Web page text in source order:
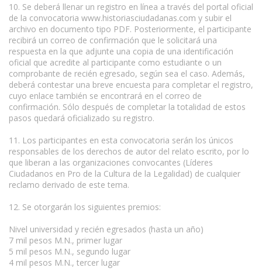
10. Se deberá llenar un registro en línea a través del portal oficial
de la convocatoria www.historiasciudadanas.com y subir el
archivo en documento tipo PDF. Posteriormente, el participante
recibirá un correo de confirmación que le solicitará una
respuesta en la que adjunte una copia de una identificación
oficial que acredite al participante como estudiante o un
comprobante de recién egresado, según sea el caso. Además,
deberá contestar una breve encuesta para completar el registro,
cuyo enlace también se encontrará en el correo de
confirmación. Sólo después de completar la totalidad de estos
pasos quedará oficializado su registro.
11. Los participantes en esta convocatoria serán los únicos
responsables de los derechos de autor del relato escrito, por lo
que liberan a las organizaciones convocantes (Líderes
Ciudadanos en Pro de la Cultura de la Legalidad) de cualquier
reclamo derivado de este tema.
12. Se otorgarán los siguientes premios:
Nivel universidad y recién egresados (hasta un año)
7 mil pesos M.N., primer lugar
5 mil pesos M.N., segundo lugar
4 mil pesos M.N., tercer lugar